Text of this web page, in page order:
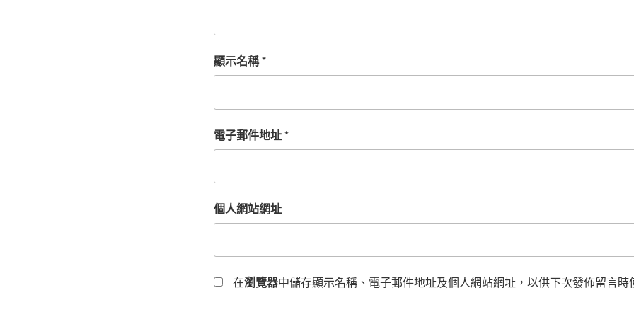
顯示名稱*
電子郵件地址*
個人網站網址
在瀏覽器中儲存顯示名稱、電子郵件地址及個人網站網址，以供下次發佈留言時